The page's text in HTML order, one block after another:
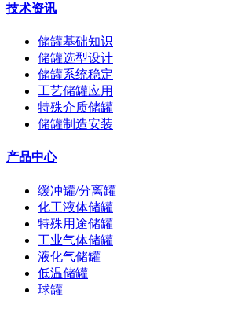
技术资讯
储罐基础知识
储罐选型设计
储罐系统稳定
工艺储罐应用
特殊介质储罐
储罐制造安装
产品中心
缓冲罐/分离罐
化工液体储罐
特殊用途储罐
工业气体储罐
液化气储罐
低温储罐
球罐